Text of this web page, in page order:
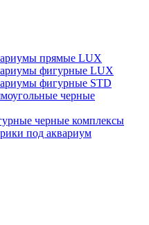
прямые LUX
фигурные LUX
фигурные STD
черные
черные комплексы
под аквариум